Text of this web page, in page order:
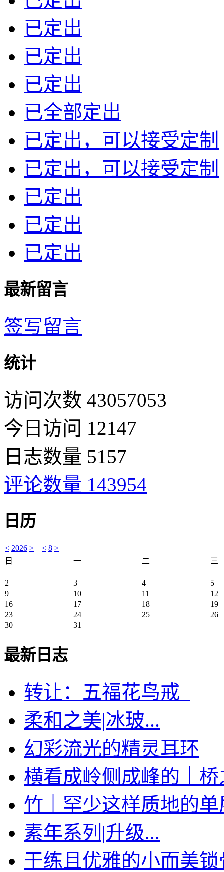
已定出
已定出
已定出
已全部定出
已定出，可以接受定制
已定出，可以接受定制
已定出
已定出
已定出
最新留言
签写留言
统计
访问次数 43057053
今日访问 12147
日志数量 5157
评论数量 143954
日历
< 2026 > < 8 >
日
一 二 三
2 3 4
5
9
10 11
12
16
17 18
19
23
24 25
26
30
31
最新日志
转让：五福花鸟戒
柔和之美|冰玻...
幻彩流光的精灵耳环
横看成岭侧成峰的｜桥
竹｜罕少这样质地的单
素年系列|升级...
干练且优雅的小而美锁